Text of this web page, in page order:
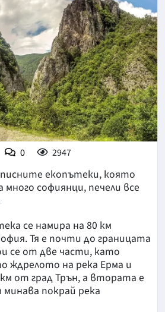
0 2947
екопътеки, която
софиянци, печели все
се намира на 80 км
Тя е почти до границата
се от две части, като
ждрелото на река Ерма и
от град Трън, а втората е
покрай река